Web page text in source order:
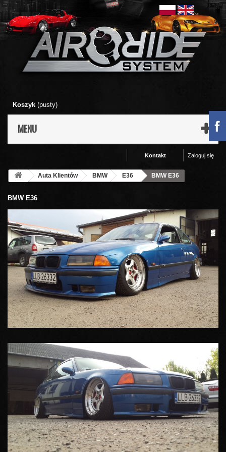
Koszyk (pusty)
MENU
Zaloguj się
Kontakt
Auta Klientów BMW E36 BMW E36
BMW E36